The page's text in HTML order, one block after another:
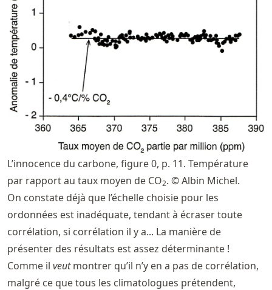
L’innocence du carbone, figure 0, p. 11. Température
par rapport au taux moyen de CO2. © Albin Michel.
On constate déjà que l’échelle choisie pour les
ordonnées est inadéquate, tendant à écraser toute
corrélation, si corrélation il y a... La manière de
présenter des résultats est assez déterminante !
Comme il veutmontrer qu’il n’y en a pas de corrélation,
malgré ce que tous les climatologues prétendent,